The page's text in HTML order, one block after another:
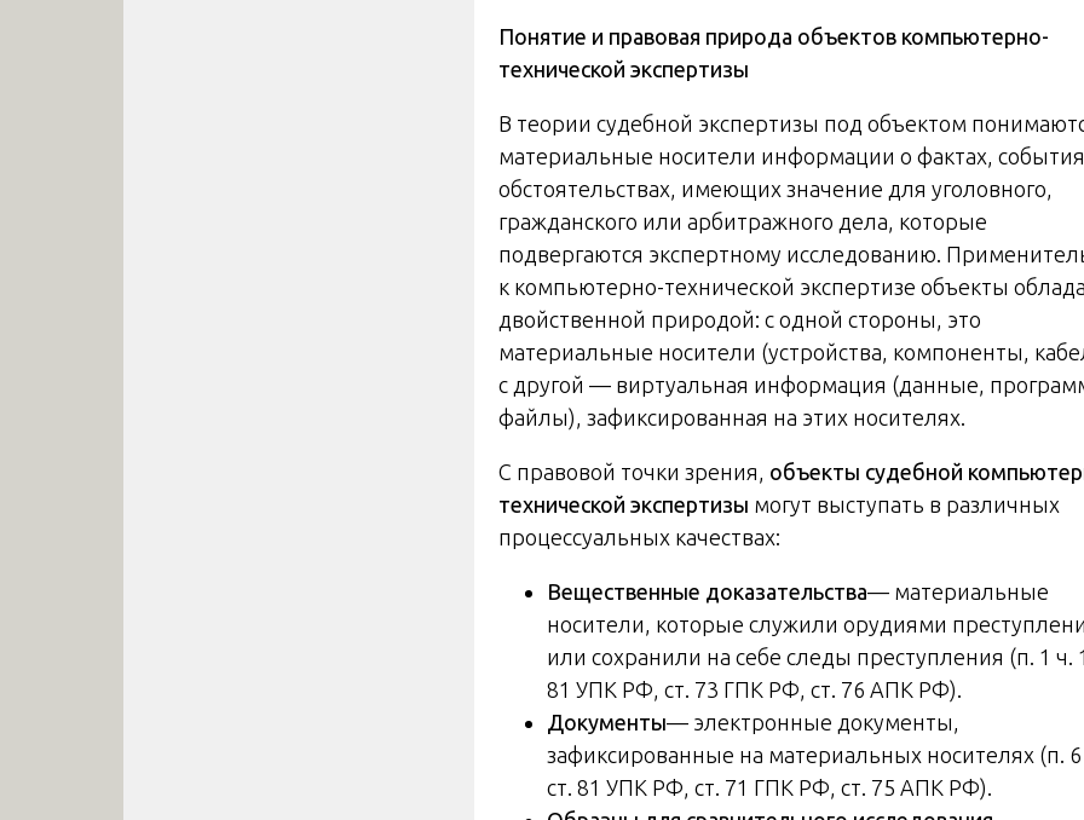
Понятие и правовая природа объектов компьютерно-
технической экспертизы
В теории судебной экспертизы под объектом
материальные носители информации о фактах,
обстоятельствах, имеющих значение для уголовного,
гражданского или арбитражного дела, которые
подвергаются экспертному исследованию.
к компьютерно-технической экспертизе объекты
двойственной природой: с одной стороны, это
материальные носители (устройства, компоненты,
с другой — виртуальная информация (данные,
файлы), зафиксированная на этих носителях.
С правовой точки зрения, объекты судебной
технической экспертизы могут выступать в различных
процессуальных качествах:
Вещественные доказательства— материальные
носители, которые служили орудиями
или сохранили на себе следы преступления (п. 1 ч. 1
81 УПК РФ, ст. 73 ГПК РФ, ст. 76 АПК РФ).
Документы— электронные документы,
зафиксированные на материальных носителях (п. 6
ст. 81 УПК РФ, ст. 71 ГПК РФ, ст. 75 АПК РФ).